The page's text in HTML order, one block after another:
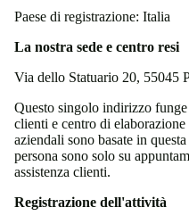
Paese di registrazione: Italia
La nostra sede e centro resi
Via dello Statuario 20, 55045
Questo singolo indirizzo funge
clienti e centro di
aziendali sono basate in
persona sono solo su
assistenza clienti.
Registrazione dell'attività